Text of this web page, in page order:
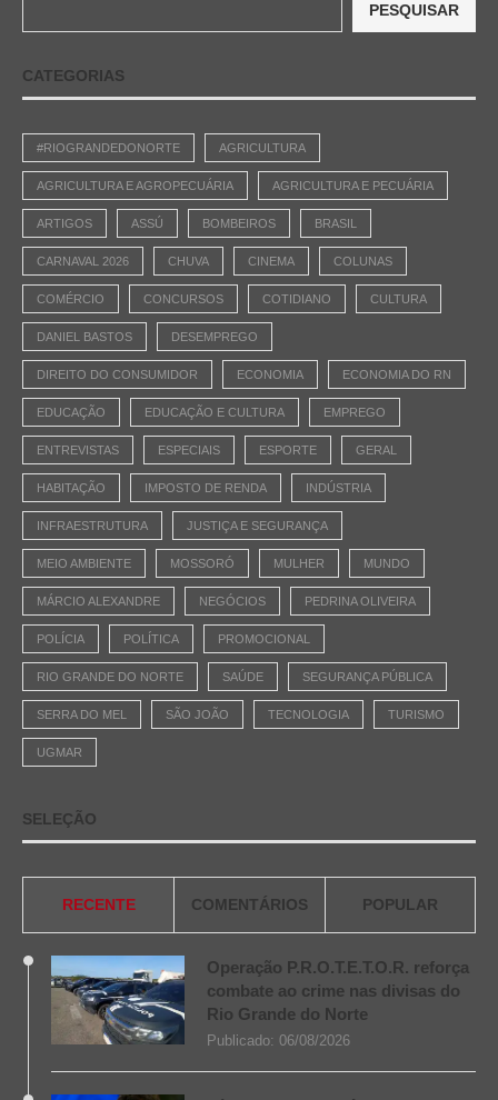
PESQUISAR
CATEGORIAS
#RIOGRANDEDONORTE AGRICULTURA
AGRICULTURA E AGROPECUÁRIA AGRICULTURA E PECUÁRIA
ARTIGOS ASSÚ BOMBEIROS BRASIL
CARNAVAL 2026 CHUVA CINEMA COLUNAS
COMÉRCIO CONCURSOS COTIDIANO CULTURA
DANIEL BASTOS DESEMPREGO
DIREITO DO CONSUMIDOR ECONOMIA ECONOMIA DO RN
EDUCAÇÃO EDUCAÇÃO E CULTURA EMPREGO
ENTREVISTAS ESPECIAIS ESPORTE GERAL
HABITAÇÃO IMPOSTO DE RENDA INDÚSTRIA
INFRAESTRUTURA JUSTIÇA E SEGURANÇA
MEIO AMBIENTE MOSSORÓ MULHER MUNDO
MÁRCIO ALEXANDRE NEGÓCIOS PEDRINA OLIVEIRA
POLÍCIA POLÍTICA PROMOCIONAL
RIO GRANDE DO NORTE SAÚDE SEGURANÇA PÚBLICA
SERRA DO MEL SÃO JOÃO TECNOLOGIA TURISMO
UGMAR
SELEÇÃO
RECENTE COMENTÁRIOS POPULAR
Operação P.R.O.T.E.T.O.R. reforça
combate ao crime nas divisas do
Rio Grande do Norte
Publicado: 06/08/2026